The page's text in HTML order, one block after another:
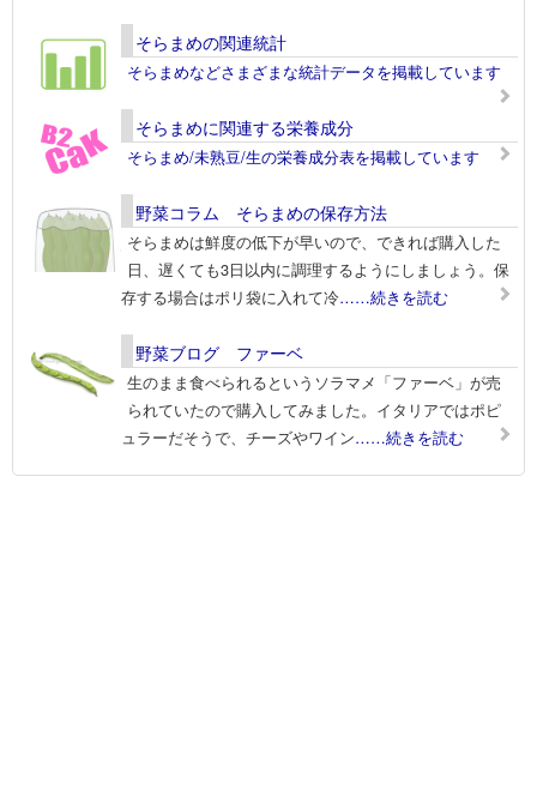
そらまめの関連統計
そらまめなどさまざまな統計データを掲載しています
そらまめに関連する栄養成分
そらまめ/未熟豆/生の栄養成分表を掲載しています
野菜コラム そらまめの保存方法
そらまめは鮮度の低下が早いので、できれば購入した
日、遅くても3日以内に調理するようにしましょう。保
存する場合はポリ袋に入れて冷……続きを読む
野菜ブログ ファーベ
生のまま食べられるというソラマメ「ファーベ」が売
られていたので購入してみました。イタリアではポピ
ュラーだそうで、チーズやワイン……続きを読む